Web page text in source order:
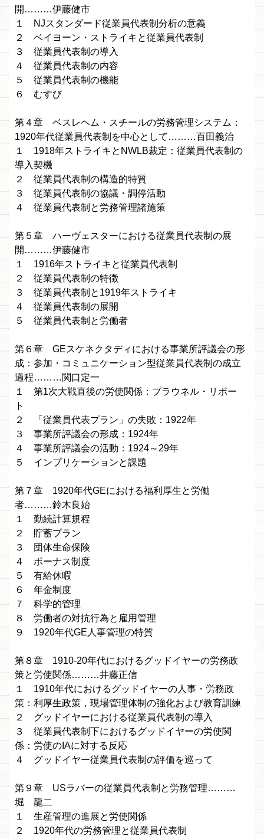
開………伊藤健市
１ NJスタンダード従業員代表制分析の意義
２ ベイヨーン・ストライキと従業員代表制
３ 従業員代表制の導入
４ 従業員代表制の内容
５ 従業員代表制の機能
６ むすび
第４章 ベスレヘム・スチールの労務管理システム：
1920年代従業員代表制を中心として………百田義治
１ 1918年ストライキとNWLB裁定：従業員代表制の
導入契機
２ 従業員代表制の構造的特質
３ 従業員代表制の協議・調停活動
４ 従業員代表制と労務管理諸施策
第５章 ハーヴェスターにおける従業員代表制の展
開………伊藤健市
１ 1916年ストライキと従業員代表制
２ 従業員代表制の特徴
３ 従業員代表制と1919年ストライキ
４ 従業員代表制の展開
５ 従業員代表制と労働者
第６章 GEスケネクタディにおける事業所評議会の形
成：参加・コミュニケーション型従業員代表制の成立
過程………関口定一
１ 第1次大戦直後の労使関係：プラウネル・リポー
ト
２ 「従業員代表プラン」の失敗：1922年
３ 事業所評議会の形成：1924年
４ 事業所評議会の活動：1924～29年
５ インプリケーションと課題
第７章 1920年代GEにおける福利厚生と労働
者………鈴木良始
１ 勤続計算規程
２ 貯蓄プラン
３ 団体生命保険
４ ボーナス制度
５ 有給休暇
６ 年金制度
７ 科学的管理
８ 労働者の対抗行為と雇用管理
９ 1920年代GE人事管理の特質
第８章 1910-20年代におけるグッドイヤーの労務政
策と労使関係………井藤正信
１ 1910年代におけるグッドイヤーの人事・労務政
策：利厚生政策，現場管理体制の強化および教育訓練
２ グッドイヤーにおける従業員代表制の導入
３ 従業員代表制下におけるグッドイヤーの労使関
係：労使のIAに対する反応
４ グッドイヤー従業員代表制の評価を巡って
第９章 USラバーの従業員代表制と労務管理………
堀 龍二
１ 生産管理の進展と労使関係
２ 1920年代の労務管理と従業員代表制